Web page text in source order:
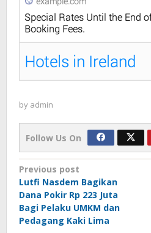
by admin
Follow Us On
Post
navigation
Previous post
Lutfi Nasdem Bagikan
Dana Pokir Rp 223 Juta
Bagi Pelaku UMKM dan
Pedagang Kaki Lima